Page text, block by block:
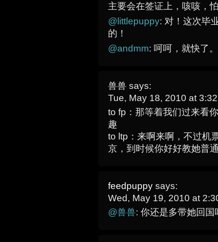
主要会在签证上，咳咳，
@littlepuppy: 对！这次毕
的！
@andmm: 呵呵，就快了。
兽兽 says:
Tue, May 18, 2010 at
to fp：那等着我们过来看
趣
to ltp：来啊来啊，不过机
京，到时候你好好教她普
feedpuppy says:
Wed, May 19, 2010 at
@兽兽: 你还是多带她回